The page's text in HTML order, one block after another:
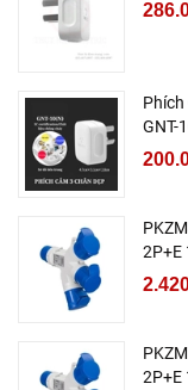
Phích
GNT-
2P+E
2P+E